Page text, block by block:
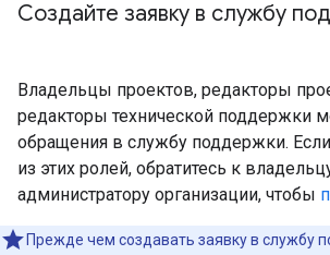
Создайте заявку в службу
Владельцы проектов, редакторы
редакторы технической поддержки
обращения в службу поддержки.
из этих ролей, обратитесь к
администратору организации, чтобы
Прежде чем создавать заявку в службу